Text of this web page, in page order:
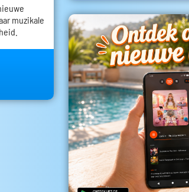
muzikale